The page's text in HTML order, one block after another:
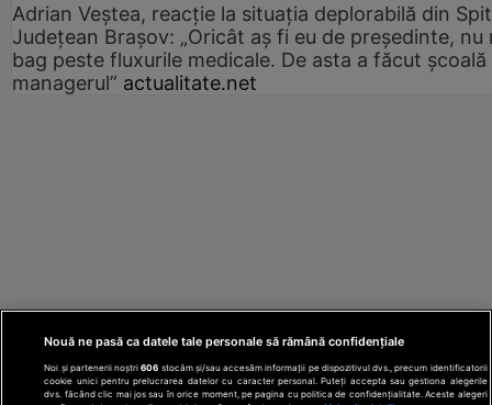
Adrian Veștea, reacție la situația deplorabilă din
Județean Brașov: „Oricât aș fi eu de președinte, nu
bag peste fluxurile medicale. De asta a făcut școală
managerul” actualitate.net
Nouă ne pasă ca datele tale personale să rămână confidențiale
Noi și partenerii noștri606 stocăm și/sau accesăm informații pe dispozitivul dvs., precum identificatorii
cookie unici pentru prelucrarea datelor cu caracter personal. Puteți accepta sau gestiona alegerile
dvs. făcând clic mai jos sau în orice moment, pe pagina cu politica de confidențialitate. Aceste alegeri